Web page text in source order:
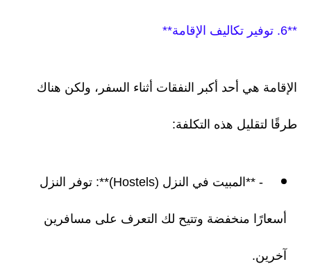
**6. توفير تكاليف الإقامة**
الإقامة هي أحد أكبر النفقات أثناء السفر، ولكن هناك
طرقًا لتقليل هذه التكلفة:
- **المبيت في النزل (Hostels)**: توفر النزل
أسعارًا منخفضة وتتيح لك التعرف على مسافرين
آخرين.